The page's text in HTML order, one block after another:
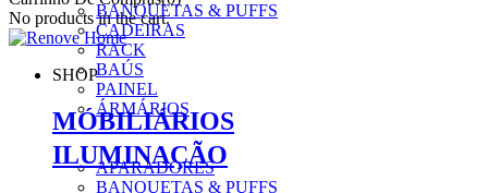
BANQUETAS & PUFFS
CADEIRAS
RACK
BAÚS
PAINEL
ÁRMÁRIOS
ILUMINAÇÃO
No products in the cart.
SHOP
MÓBILIÁRIOS
APARADORES
BANQUETAS & PUFFS